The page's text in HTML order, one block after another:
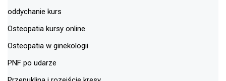
oddychanie kurs
Osteopatia kursy online
Osteopatia w ginekologii
PNF po udarze